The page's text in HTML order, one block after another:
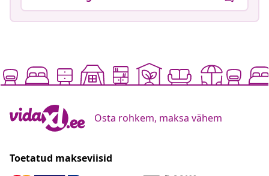
Osta rohkem, maksa vähem
Toetatud makseviisid